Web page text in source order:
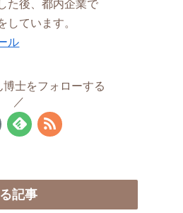
た後、都内企業で
しています。
ル
博士をフォローする
記事